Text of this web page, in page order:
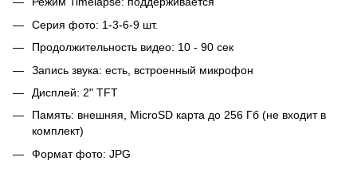
Серия фото: 1-3-6-9 шт.
Продолжительность видео: 10 - 90 сек
Запись звука: есть, встроенный микрофон
Дисплей: 2" TFT
Память: внешняя, MicroSD карта до 256 Гб (не входит в
комплект)
Формат фото: JPG